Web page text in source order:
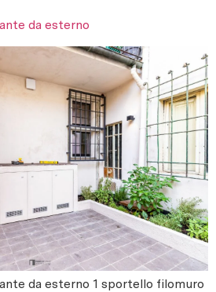
da esterno
da esterno 1 sportello filomuro